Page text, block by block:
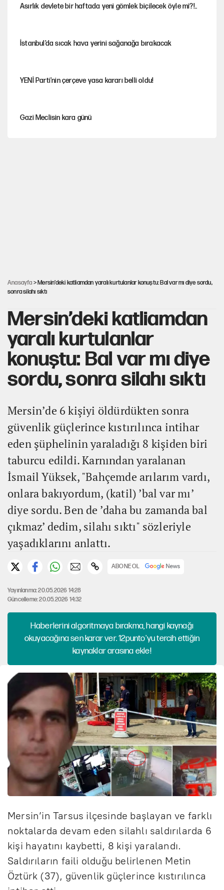
Asırlık devlete bir haftada yeni gömlek biçilecek öyle mi?!..
İstanbul’da sıcak hava yerini sağanağa bırakacak
YENİ Parti'nin çerçeve yasa kararı belli oldu!
Gazi Meclisin kara günü
Anasayfa > Mersin’deki katliamdan yaralı kurtulanlar konuştu: Bal var mı diye sordu,
sonra silahı sıktı
Mersin’deki katliamdan
yaralı kurtulanlar
konuştu: Bal var mı diye
sordu, sonra silahı sıktı
Mersin’de 6 kişiyi öldürdükten sonra
güvenlik güçlerince kıstırılınca intihar
eden şüphelinin yaraladığı 8 kişiden biri
taburcu edildi. Karnından yaralanan
İsmail Yüksek, "Bahçemde arılarım vardı,
onlara bakıyordum, (katil) ’bal var mı’
diye sordu. Ben de ’daha bu zamanda bal
çıkmaz’ dedim, silahı sıktı" sözleriyle
yaşadıklarını anlattı.
ABONE OL
Yayınlanma: 20.05.2026 14:28
Güncelleme: 20.05.2026 14:32
Haberlerini algoritmaya bırakma, hangi kaynağı
okuyacağına sen karar ver. 12punto'yu tercih ettiğin
kaynaklar arasına ekle!
Mersin’in Tarsus ilçesinde başlayan ve farklı
noktalarda devam eden silahlı saldırılarda 6
kişi hayatını kaybetti, 8 kişi yaralandı.
Saldırıların faili olduğu belirlenen Metin
Öztürk (37), güvenlik güçlerince kıstırılınca